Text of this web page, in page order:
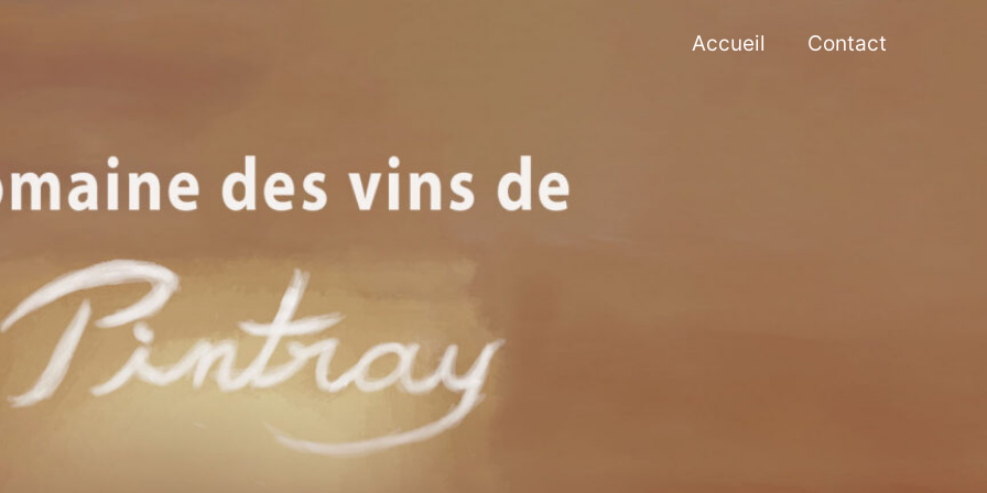
Accueil Contact